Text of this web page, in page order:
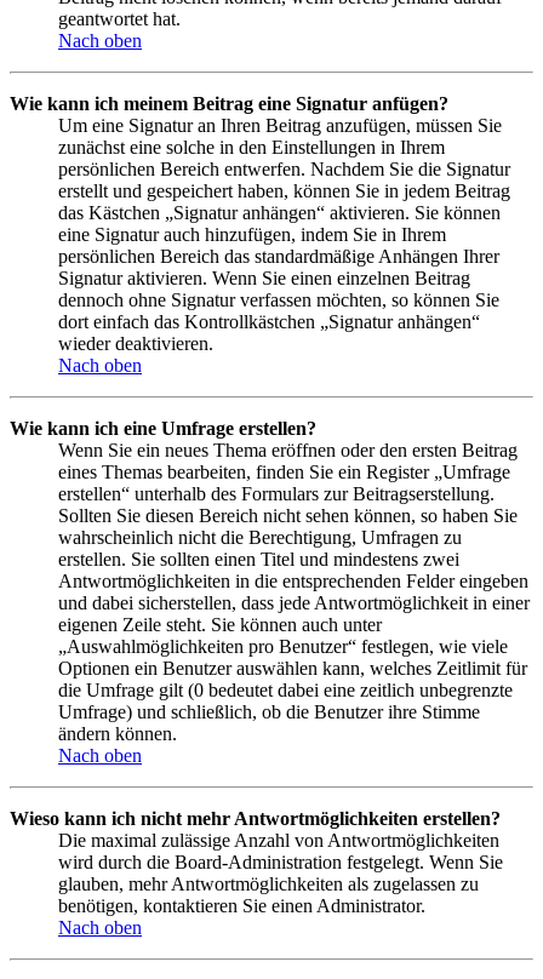
geantwortet hat.
Nach oben
Wie kann ich meinem Beitrag eine Signatur anfügen?
Um eine Signatur an Ihren Beitrag anzufügen, müssen Sie
zunächst eine solche in den Einstellungen in Ihrem
persönlichen Bereich entwerfen. Nachdem Sie die Signatur
erstellt und gespeichert haben, können Sie in jedem Beitrag
das Kästchen „Signatur anhängen“ aktivieren. Sie können
eine Signatur auch hinzufügen, indem Sie in Ihrem
persönlichen Bereich das standardmäßige Anhängen Ihrer
Signatur aktivieren. Wenn Sie einen einzelnen Beitrag
dennoch ohne Signatur verfassen möchten, so können Sie
dort einfach das Kontrollkästchen „Signatur anhängen“
wieder deaktivieren.
Nach oben
Wie kann ich eine Umfrage erstellen?
Wenn Sie ein neues Thema eröffnen oder den ersten Beitrag
eines Themas bearbeiten, finden Sie ein Register „Umfrage
erstellen“ unterhalb des Formulars zur Beitragserstellung.
Sollten Sie diesen Bereich nicht sehen können, so haben Sie
wahrscheinlich nicht die Berechtigung, Umfragen zu
erstellen. Sie sollten einen Titel und mindestens zwei
Antwortmöglichkeiten in die entsprechenden Felder eingeben
und dabei sicherstellen, dass jede Antwortmöglichkeit in einer
eigenen Zeile steht. Sie können auch unter
„Auswahlmöglichkeiten pro Benutzer“ festlegen, wie viele
Optionen ein Benutzer auswählen kann, welches Zeitlimit für
die Umfrage gilt (0 bedeutet dabei eine zeitlich unbegrenzte
Umfrage) und schließlich, ob die Benutzer ihre Stimme
ändern können.
Nach oben
Wieso kann ich nicht mehr Antwortmöglichkeiten erstellen?
Die maximal zulässige Anzahl von Antwortmöglichkeiten
wird durch die Board-Administration festgelegt. Wenn Sie
glauben, mehr Antwortmöglichkeiten als zugelassen zu
benötigen, kontaktieren Sie einen Administrator.
Nach oben